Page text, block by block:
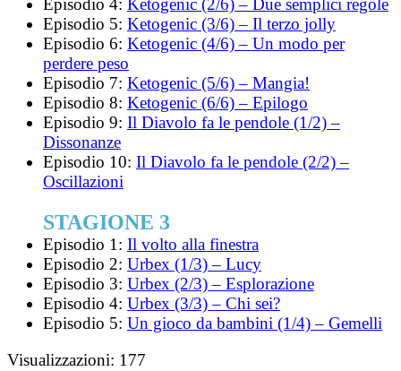
Episodio 4: Ketogenic (2/6) – Due semplici regole
Episodio 5: Ketogenic (3/6) – Il terzo jolly
Episodio 6: Ketogenic (4/6) – Un modo per
perdere peso
Episodio 7: Ketogenic (5/6) – Mangia!
Episodio 8: Ketogenic (6/6) – Epilogo
Episodio 9: Il Diavolo fa le pendole (1/2) –
Dissonanze
Episodio 10: Il Diavolo fa le pendole (2/2) –
Oscillazioni
STAGIONE 3
Episodio 1: Il volto alla finestra
Episodio 2: Urbex (1/3) – Lucy
Episodio 3: Urbex (2/3) – Esplorazione
Episodio 4: Urbex (3/3) – Chi sei?
Episodio 5: Un gioco da bambini (1/4) – Gemelli
Visualizzazioni: 177